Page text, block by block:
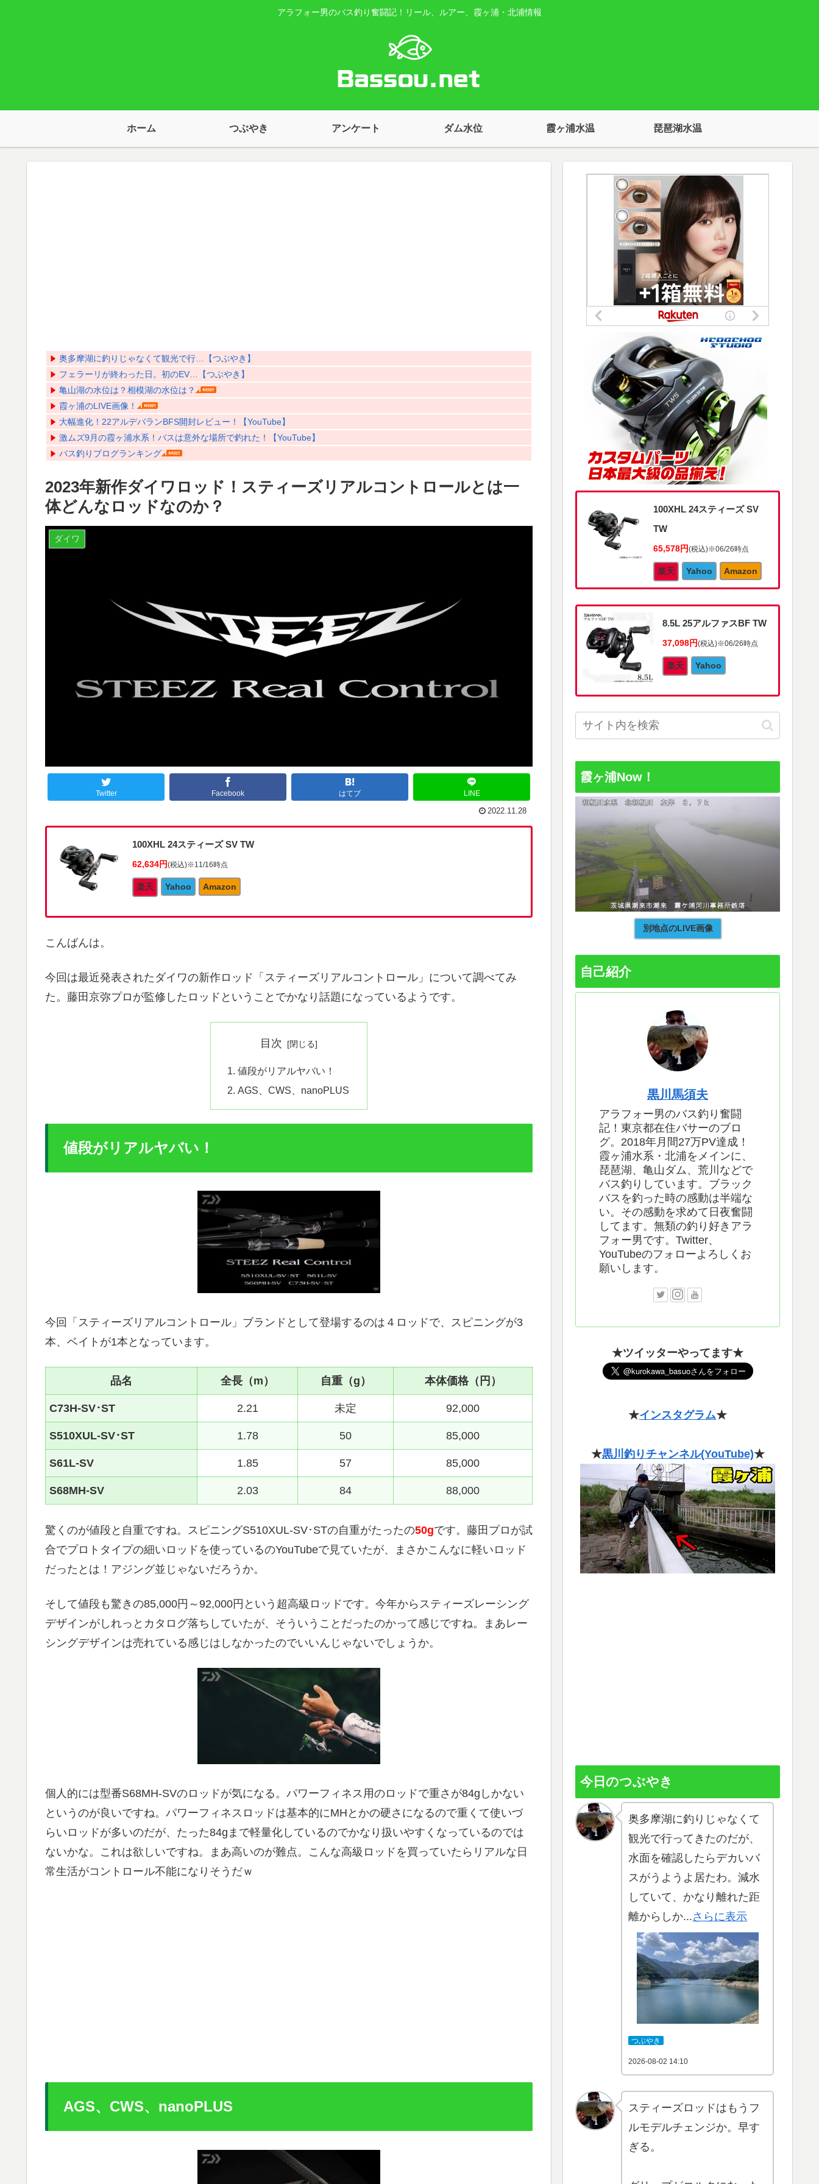
アラフォー男のバス釣り奮闘記！リール、ルアー、霞ヶ浦・北浦情報
ホーム つぶやき アンケート ダム水位 霞ヶ浦水温 琵琶湖水温
奥多摩湖に釣りじゃなくて観光で行…【つぶやき】
フェラーリが終わった日。初のEV…【つぶやき】
亀山湖の水位は？相模湖の水位は？
霞ヶ浦のLIVE画像！
大幅進化！22アルデバランBFS開封レビュー！【YouTube】
激ムズ9月の霞ヶ浦水系！バスは意外な場所で釣れた！【YouTube】
バス釣りブログランキング
2023年新作ダイワロッド！スティーズリアルコントロールとは一
体どんなロッドなのか？
ダイワ
Twitter Facebook はてブ LINE
2022.11.28
100XHL 24スティーズ SV TW
62,634円(税込)※11/16時点
楽天 Yahoo Amazon
こんばんは。
今回は最近発表されたダイワの新作ロッド「スティーズリアルコントロール」について調べてみ
た。藤田京弥プロが監修したロッドということでかなり話題になっているようです。
目次
値段がリアルヤバい！
AGS、CWS、nanoPLUS
値段がリアルヤバい！
今回「スティーズリアルコントロール」ブランドとして登場するのは４ロッドで、スピニングが3
本、ベイトが1本となっています。
品名 全長（m） 自重（g） 本体価格（円）
C73H-SV･ST 2.21 未定 92,000
S510XUL-SV･ST 1.78 50 85,000
S61L-SV 1.85 57 85,000
S68MH-SV 2.03 84 88,000
驚くのが値段と自重ですね。スピニングS510XUL-SV･STの自重がたったの50gです。藤田プロが試
合でプロトタイプの細いロッドを使っているのYouTubeで見ていたが、まさかこんなに軽いロッド
だったとは！アジング並じゃないだろうか。
そして値段も驚きの85,000円～92,000円という超高級ロッドです。今年からスティーズレーシング
デザインがしれっとカタログ落ちしていたが、そういうことだったのかって感じですね。まあレー
シングデザインは売れている感じはしなかったのでいいんじゃないでしょうか。
個人的には型番S68MH-SVのロッドが気になる。パワーフィネス用のロッドで重さが84gしかない
というのが良いですね。パワーフィネスロッドは基本的にMHとかの硬さになるので重くて使いづ
らいロッドが多いのだが、たった84gまで軽量化しているのでかなり扱いやすくなっているのでは
ないかな。これは欲しいですね。まあ高いのが難点。こんな高級ロッドを買っていたらリアルな日
常生活がコントロール不能になりそうだｗ
AGS、CWS、nanoPLUS
100XHL 24スティーズ SV
TW
65,578円(税込)※06/26時点
楽天 Yahoo Amazon
8.5L 25アルファスBF TW
37,098円(税込)※06/26時点
楽天 Yahoo
霞ヶ浦Now！
別地点のLIVE画像
自己紹介
黒川馬須夫
アラフォー男のバス釣り奮闘
記！東京都在住バサーのブロ
グ。2018年月間27万PV達成！
霞ヶ浦水系・北浦をメインに、
琵琶湖、亀山ダム、荒川などで
バス釣りしています。ブラック
バスを釣った時の感動は半端な
い。その感動を求めて日夜奮闘
してます。無類の釣り好きアラ
フォー男です。Twitter、
YouTubeのフォローよろしくお
願いします。
★ツイッターやってます★
★インスタグラム★
★黒川釣りチャンネル(YouTube)★
今日のつぶやき
奥多摩湖に釣りじゃなくて
観光で行ってきたのだが、
水面を確認したらデカいバ
スがうようよ居たわ。減水
していて、かなり離れた距
離からしか...さらに表示
つぶやき
2026-08-02 14:10
スティーズロッドはもうフ
ルモデルチェンジか。早す
ぎる。